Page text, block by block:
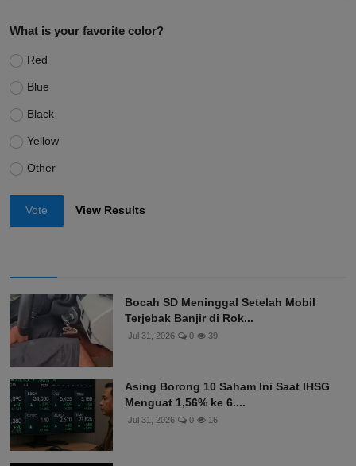
What is your favorite color?
Red
Blue
Black
Yellow
Other
Vote View Results
Bocah SD Meninggal Setelah Mobil
Terjebak Banjir di Rok...
Jul 31, 2026 0 39
Asing Borong 10 Saham Ini Saat IHSG
Menguat 1,56% ke 6....
Jul 31, 2026 0 16